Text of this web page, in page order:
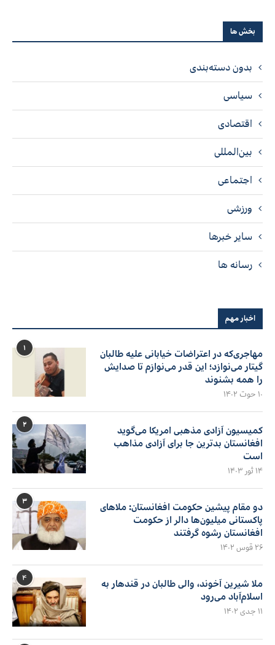
بخش ها
بدون دسته‌بندی
سیاسی
اقتصادی
بین‌المللی
اجتماعی
ورزشی
سایر خبرها
رسانه ها
اخبار مهم
۱
مهاجری‌که در اعتراضات خیابانی علیه طالبان
گیتار می‌نوازد؛ این قدر می‌نوازم تا صدایش
را همه بشنوند
۱۰ حوت ۱۴۰۲
۲
کمیسیون آزادی مذهبی امریکا می‌گوید
افغانستان بدترین جا برای آزادی مذاهب
است
۱۴ ثور ۱۴۰۳
۳
دو مقام پیشین حکومت افغانستان: ملاهای
پاکستانی میلیون‌ها دالر از حکومت
افغانستان رشوه گرفتند
۲۶ قوس ۱۴۰۲
۴
ملا شیرین آخوند، والی طالبان در قندهار به
اسلام‌آباد می‌رود
۱۱ جدی ۱۴۰۲